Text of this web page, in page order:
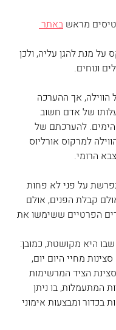
מראש באתר
על מנת להגן עליה, ולכן
ונוחים.
הווילה, אך ההערכה
של אדם חשוב
להערכתם של
למרקוס אורליוס
הרומי.
על פני לא פחות
קבלת הפנים, אולם
הפרטיים ששימשו את
היא מקושטת, כמובן:
מחיי היום יום,
הציד המרשימות
המתעמלות, בו ניתן
בכדור ומבצעות אימוני